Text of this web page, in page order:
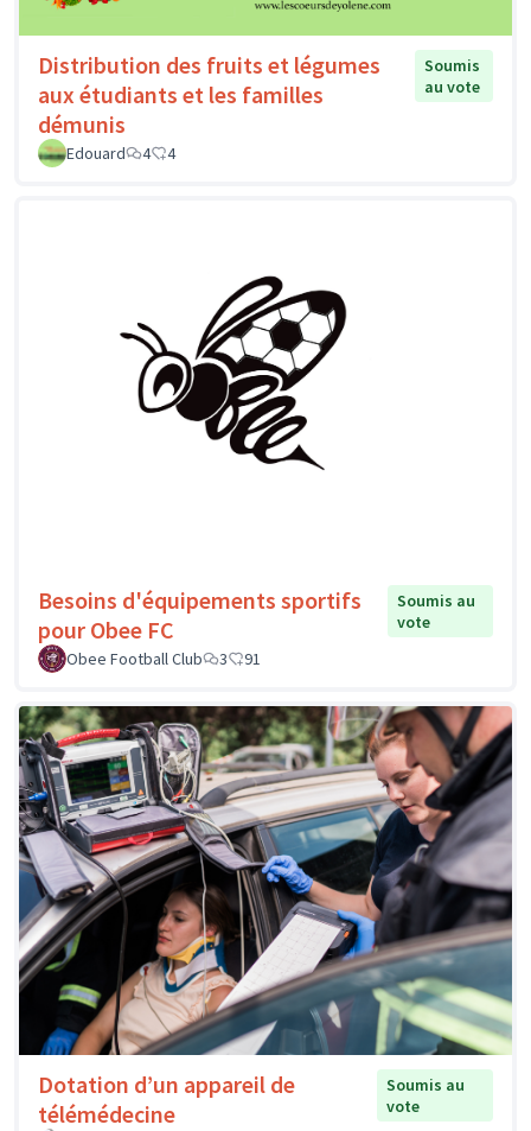
Distribution des fruits et légumes
aux étudiants et les familles
démunis
Soumis
au vote
Edouard 4 4
Besoins d'équipements sportifs
pour Obee FC
Soumis au
vote
Obee Football Club
3 91
Dotation d’un appareil de
télémédecine
Soumis au
vote